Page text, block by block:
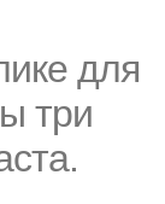
для
три